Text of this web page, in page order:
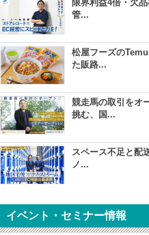
限界利益4倍・欠
管...
松屋フーズの
た販路...
競走馬の取引をオ
挑む、国...
スペース不足と配
ノ...
イベント・セミナー情報